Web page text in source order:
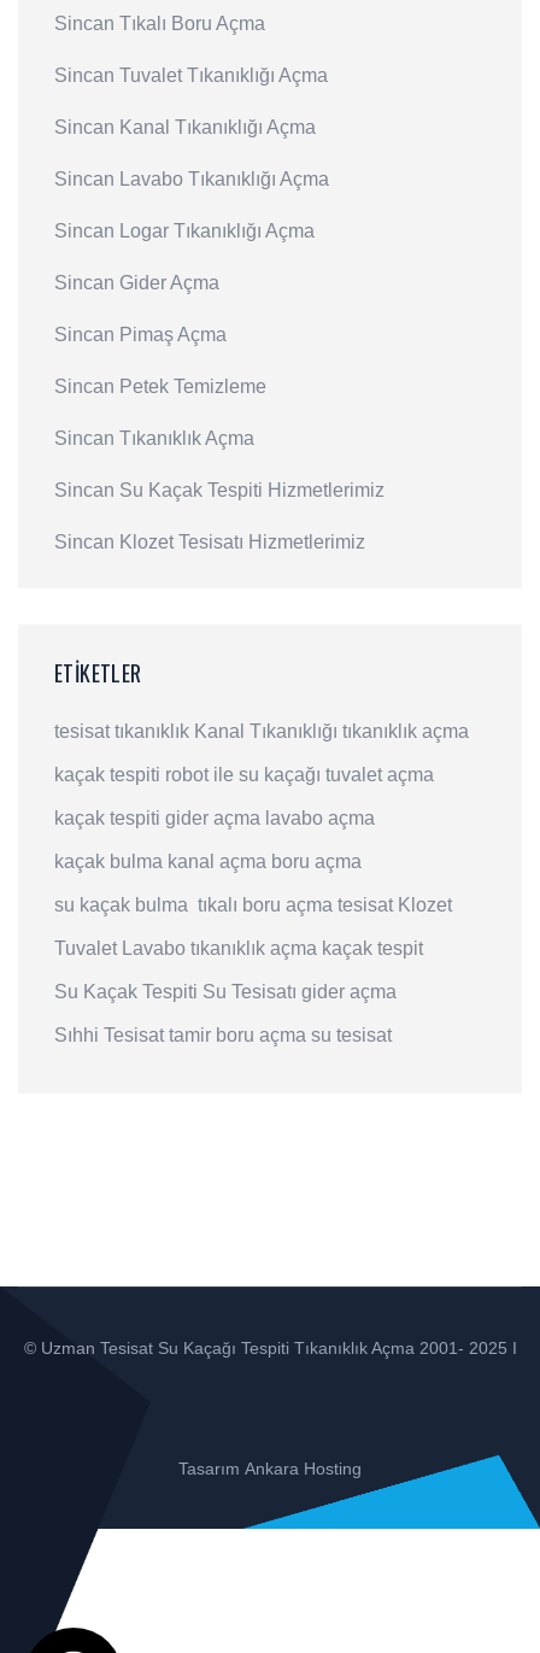
Sincan Tıkalı Boru Açma
Sincan Tuvalet Tıkanıklığı Açma
Sincan Kanal Tıkanıklığı Açma
Sincan Lavabo Tıkanıklığı Açma
Sincan Logar Tıkanıklığı Açma
Sincan Gider Açma
Sincan Pimaş Açma
Sincan Petek Temizleme
Sincan Tıkanıklık Açma
Sincan Su Kaçak Tespiti Hizmetlerimiz
Sincan Klozet Tesisatı Hizmetlerimiz
ETIKETLER
tesisat tıkanıklık Kanal Tıkanıklığı tıkanıklık açma
kaçak tespiti robot ile su kaçağı tuvalet açma
kaçak tespiti gider açma lavabo açma
kaçak bulma kanal açma boru açma
su kaçak bulma tıkalı boru açma tesisat Klozet
Tuvalet Lavabo tıkanıklık açma kaçak tespit
Su Kaçak Tespiti Su Tesisatı gider açma
Sıhhi Tesisat tamir boru açma su tesisat
© Uzman Tesisat Su Kaçağı Tespiti Tıkanıklık Açma 2001- 2025 I
Tasarım Ankara Hosting